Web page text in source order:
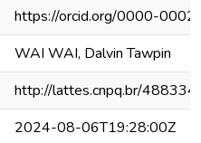
https://orcid.org/0000-
WAI WAI, Dalvin Tawpin
http://lattes.cnpq.br/
2024-08-06T19:28:00Z